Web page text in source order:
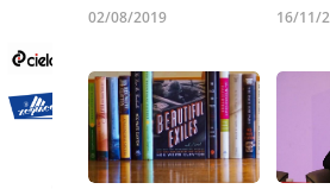
02/08/2019 16/11/